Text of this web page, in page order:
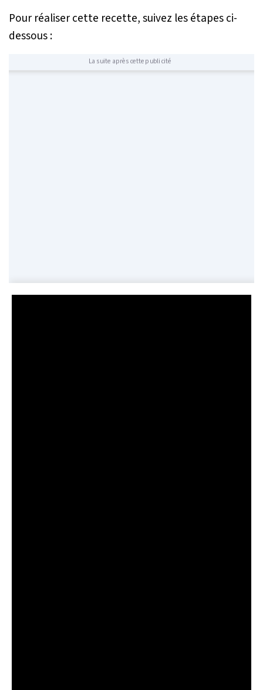
Pour réaliser cette recette, suivez les étapes ci-
dessous :
La suite après cette publicité